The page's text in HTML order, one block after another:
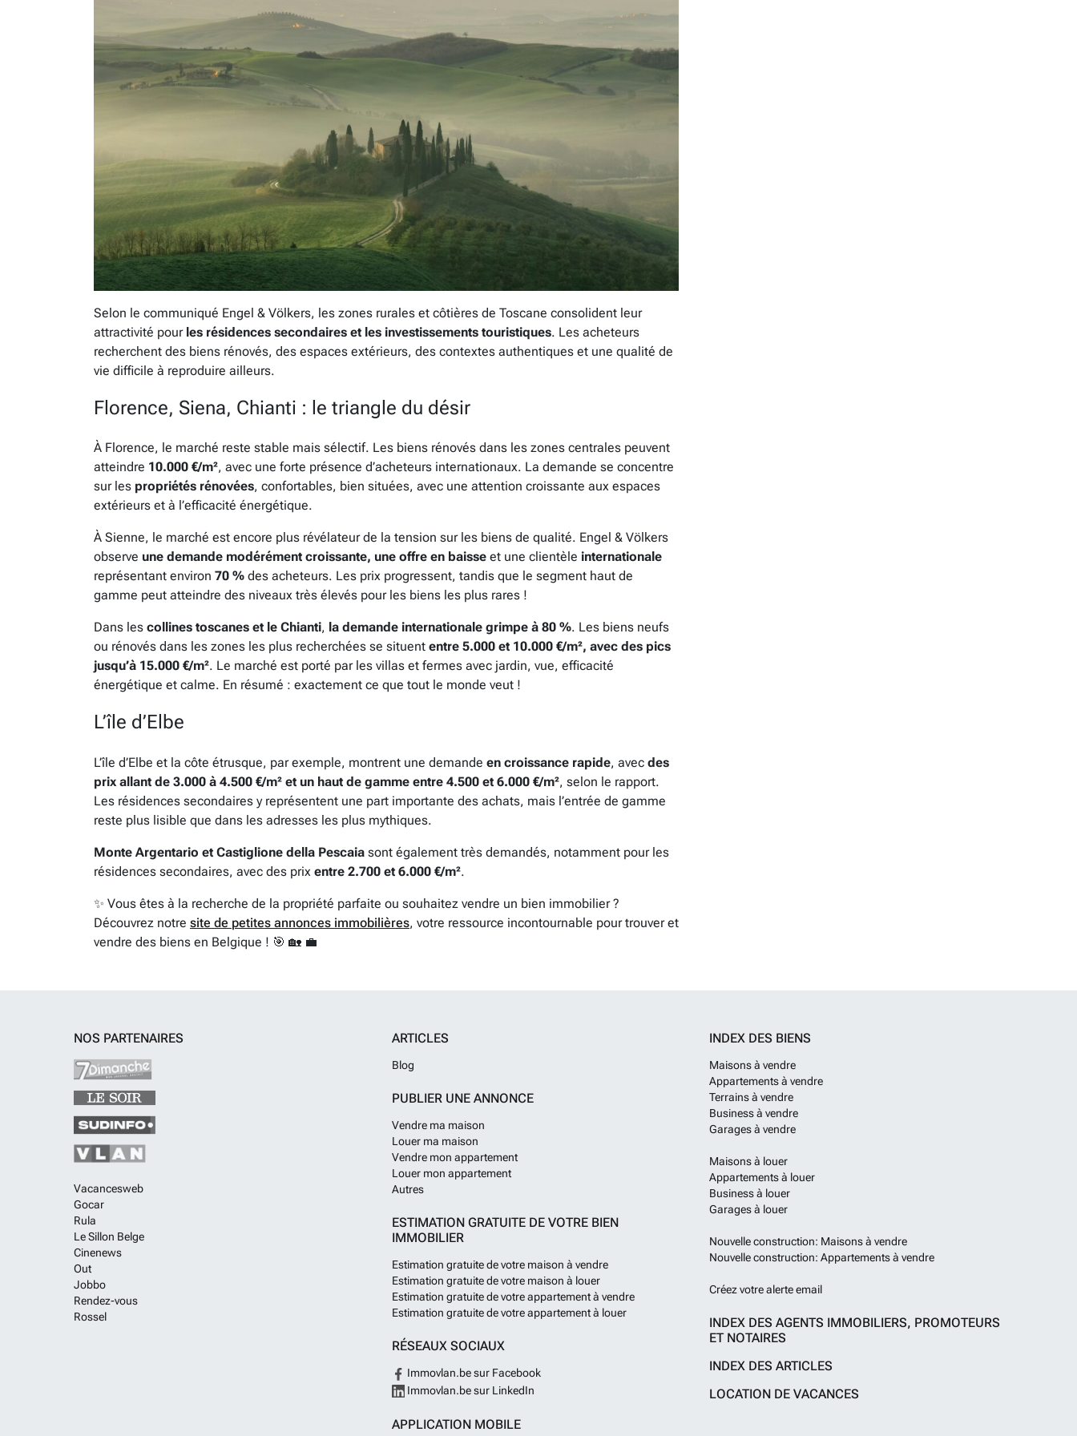
Selon le communiqué Engel & Völkers, les zones rurales et côtières de Toscane consolident leur
attractivité pour les résidences secondaires et les investissements touristiques. Les acheteurs
recherchent des biens rénovés, des espaces extérieurs, des contextes authentiques et une qualité de
vie difficile à reproduire ailleurs.
Florence, Siena, Chianti : le triangle du désir
À Florence, le marché reste stable mais sélectif. Les biens rénovés dans les zones centrales peuvent
atteindre 10.000 €/m², avec une forte présence d’acheteurs internationaux. La demande se concentre
sur les propriétés rénovées, confortables, bien situées, avec une attention croissante aux espaces
extérieurs et à l’efficacité énergétique.
À Sienne, le marché est encore plus révélateur de la tension sur les biens de qualité. Engel & Völkers
observe une demande modérément croissante, une offre en baisse et une clientèle internationale
représentant environ 70 % des acheteurs. Les prix progressent, tandis que le segment haut de
gamme peut atteindre des niveaux très élevés pour les biens les plus rares !
Dans les collines toscanes et le Chianti, la demande internationale grimpe à 80 %. Les biens neufs
ou rénovés dans les zones les plus recherchées se situent entre 5.000 et 10.000 €/m², avec des pics
jusqu’à 15.000 €/m². Le marché est porté par les villas et fermes avec jardin, vue, efficacité
énergétique et calme. En résumé : exactement ce que tout le monde veut !
L’île d’Elbe
L’île d’Elbe et la côte étrusque, par exemple, montrent une demande en croissance rapide, avec des
prix allant de 3.000 à 4.500 €/m² et un haut de gamme entre 4.500 et 6.000 €/m², selon le rapport.
Les résidences secondaires y représentent une part importante des achats, mais l’entrée de gamme
reste plus lisible que dans les adresses les plus mythiques.
Monte Argentario et Castiglione della Pescaia sont également très demandés, notamment pour les
résidences secondaires, avec des prix entre 2.700 et 6.000 €/m².
✨ Vous êtes à la recherche de la propriété parfaite ou souhaitez vendre un bien immobilier ?
Découvrez notre site de petites annonces immobilières, votre ressource incontournable pour trouver et
vendre des biens en Belgique ! 🎯 🏡 💼
NOS PARTENAIRES
Vacancesweb
Gocar
Rula
Le Sillon Belge
Cinenews
Out
Jobbo
Rendez-vous
Rossel
ARTICLES
Blog
PUBLIER UNE ANNONCE
Vendre ma maison
Louer ma maison
Vendre mon appartement
Louer mon appartement
Autres
ESTIMATION GRATUITE DE VOTRE BIEN
IMMOBILIER
Estimation gratuite de votre maison à vendre
Estimation gratuite de votre maison à louer
Estimation gratuite de votre appartement à vendre
Estimation gratuite de votre appartement à louer
RÉSEAUX SOCIAUX
Immovlan.be sur Facebook
Immovlan.be sur LinkedIn
APPLICATION MOBILE
INDEX DES BIENS
Maisons à vendre
Appartements à vendre
Terrains à vendre
Business à vendre
Garages à vendre
Maisons à louer
Appartements à louer
Business à louer
Garages à louer
Nouvelle construction: Maisons à vendre
Nouvelle construction: Appartements à vendre
Créez votre alerte email
INDEX DES AGENTS IMMOBILIERS, PROMOTEURS
ET NOTAIRES
INDEX DES ARTICLES
LOCATION DE VACANCES